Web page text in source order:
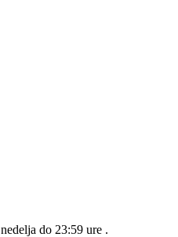
nedelja do 23:59 ure .